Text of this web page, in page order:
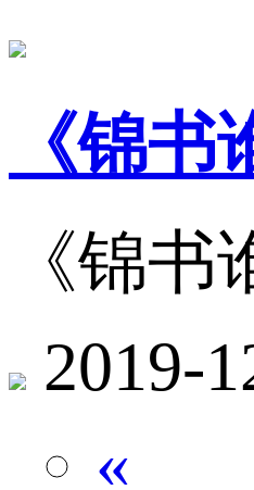
《锦
《锦
2019-
«